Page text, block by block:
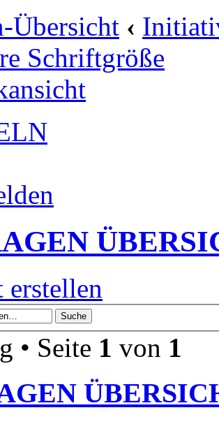
Übersicht ‹
Schriftgröße
• Seite 1 von 1